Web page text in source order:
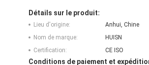
Détails sur le produit:
Lieu d'origine:
Anhui, Chine
Nom de marque:
HUISN
Certification:
CE ISO
Conditions de paiement et